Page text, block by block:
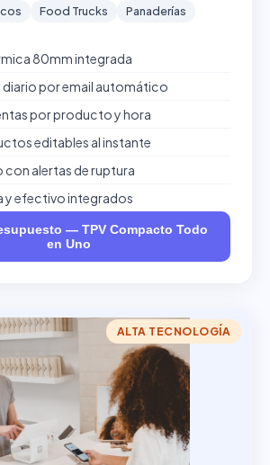
Food Trucks
Panaderías
80mm integrada
diario por email automático
por producto y hora
editables al instante
alertas de ruptura
y efectivo integrados
— TPV Compacto Todo
en Uno
ALTA TECNOLOGÍA